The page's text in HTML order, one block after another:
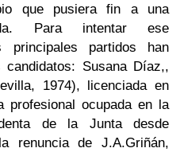
que pusiera fin a una
Para intentar ese
principales partidos han
Susana Díaz,,
1974), licenciada en
profesional ocupada en la
de la Junta desde
renuncia de J.A.Griñán,